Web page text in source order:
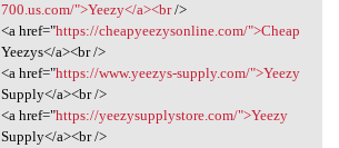
700.us.com/">Yeezy</a><br/>
<a href="https://cheapyeezysonline.com/">Cheap
Yeezys</a><br />
<a href="https://www.yeezys-supply.com/">Yeezy
Supply</a><br />
<a href="https://yeezysupplystore.com/">Yeezy
Supply</a><br />